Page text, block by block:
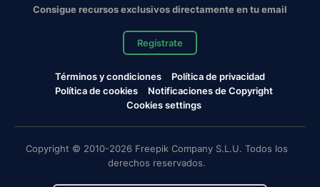
Consigue recursos exclusivos directamente en tu email
Regístrate
Términos y condiciones
Política de privacidad
Política de cookies
Notificaciones de Copyright
Cookies settings
Copyright © 2010-2026 Freepik Company S.L.U. Todos los
derechos reservados.